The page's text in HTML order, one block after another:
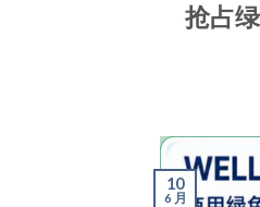
抢占
10
6 月